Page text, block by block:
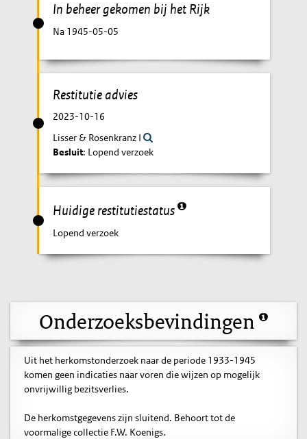
In beheer gekomen bij het Rijk
Na 1945-05-05
Restitutie advies
2023-10-16
Lisser & Rosenkranz I
Besluit: Lopend verzoek
Huidige restitutiestatus
Lopend verzoek
Onderzoeksbevindingen
Uit het herkomstonderzoek naar de periode 1933-1945
komen geen indicaties naar voren die wijzen op mogelijk
onvrijwillig bezitsverlies.
De herkomstgegevens zijn sluitend. Behoort tot de
voormalige collectie F.W. Koenigs.